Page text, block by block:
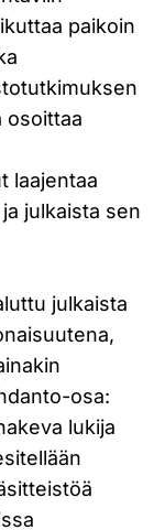
paikoin
osoittaa
laajentaa
julkaista sen
julkaista
osa:
lukija